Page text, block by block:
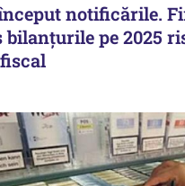
notificările.
bilanțurile pe 2025